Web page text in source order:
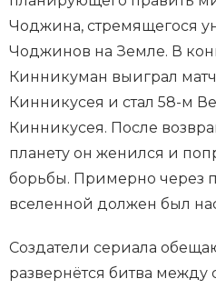
Чоджина, стремящегося
Чоджинов на Земле. В
Кинникуман выиграл
Кинникусея и стал 58-м
Кинникусея. После
планету он женился и
борьбы. Примерно через
вселенной должен был
Создатели сериала
развернётся битва между